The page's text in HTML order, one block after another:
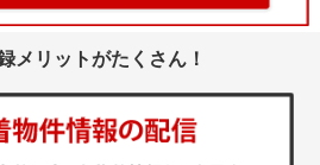
メリットがたくさん！